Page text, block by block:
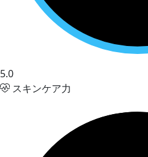
5.0
スキンケア力